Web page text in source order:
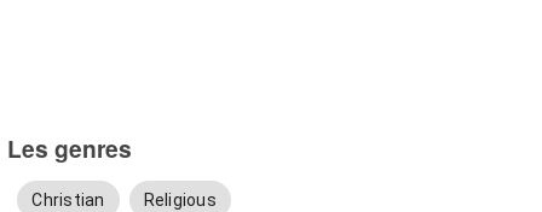
Les genres
Christian Religious